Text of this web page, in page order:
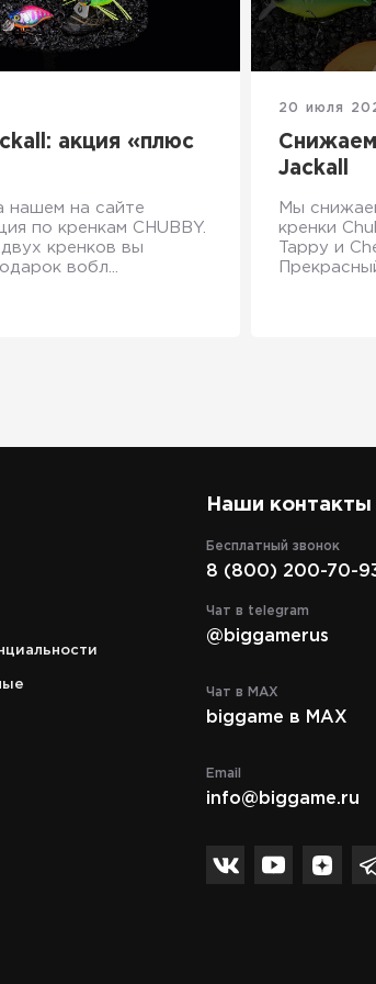
акция «плюс
нашем на сайте
по кренкам CHUBBY.
двух кренков вы
вобл...
20 июля
Jackall
Мы
кренки
Tappy и
Наши контакты
Бесплатный звонок
8 (800) 200-70-
Чат в telegram
@biggamerus
Чат в MAX
biggame в MAX
Email
info@biggame.ru
Кабельная, д. 2, стр. 1,
c 10:00 до 21:00